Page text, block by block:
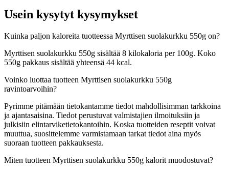
Usein kysytyt kysymykset
Kuinka paljon kaloreita tuotteessa Myrttisen suolakurkku 550g on?
Myrttisen suolakurkku 550g sisältää 8 kilokaloria per 100g. Koko
550g pakkaus sisältää yhteensä 44 kcal.
Voinko luottaa tuotteen Myrttisen suolakurkku 550g
ravintoarvoihin?
Pyrimme pitämään tietokantamme tiedot mahdollisimman tarkkoina
ja ajantasaisina. Tiedot perustuvat valmistajien ilmoituksiin ja
julkisiin elintarviketietokantoihin. Koska tuotteiden reseptit voivat
muuttua, suosittelemme varmistamaan tarkat tiedot aina myös
suoraan tuotteen pakkauksesta.
Miten tuotteen Myrttisen suolakurkku 550g kalorit muodostuvat?